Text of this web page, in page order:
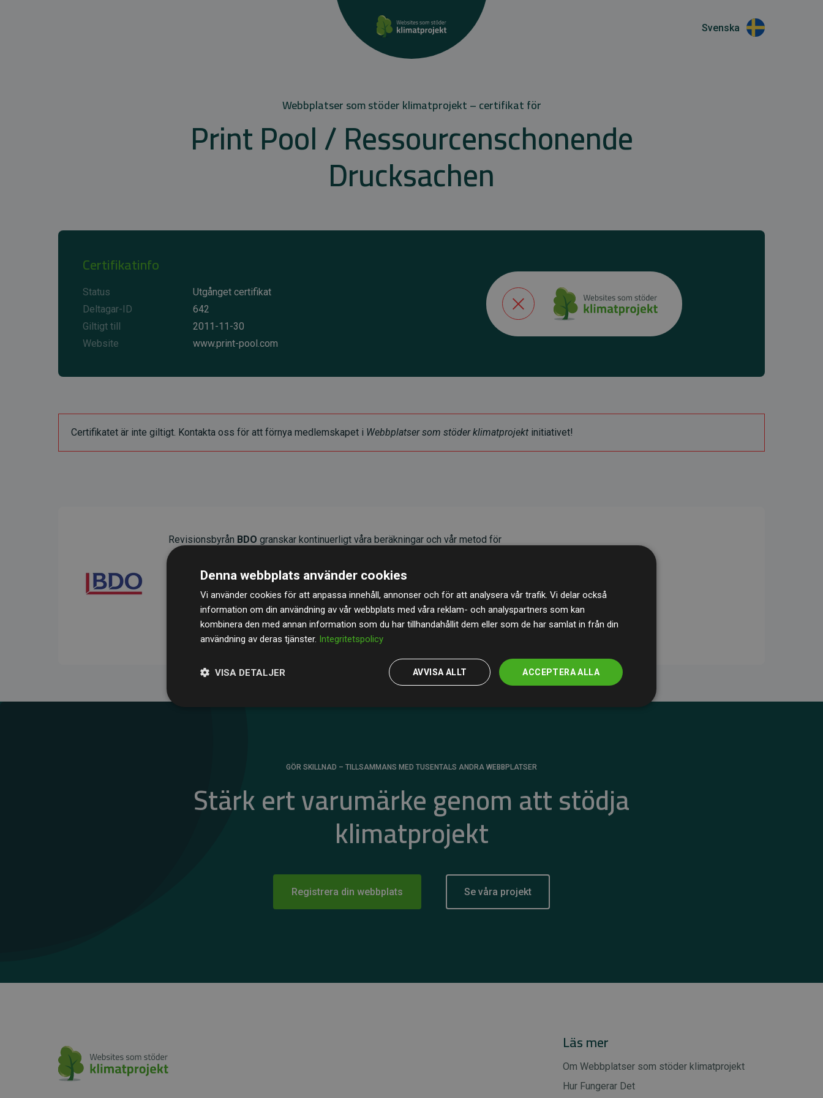
Svenska
Webbplatser som stöder klimatprojekt – certifikat för
Print Pool / Ressourcenschonende
Drucksachen
Certifikatinfo
Status
Utgånget certifikat
Deltagar-ID
642
Giltigt till
2011-11-30
Website
www.print-pool.com
Certifikatet är inte giltigt. Kontakta oss för att förnya medlemskapet i Webbplatser som stöder klimatprojekt initiativet!
Revisionsbyrån BDO granskar kontinuerligt våra beräkningar och vår metod för
att säkerställa transparens och tillförlitlighet.
Deras granskning visar att våra investeringar i klimatprojekt i genomsnitt
kompenserar för200 % av de beräknade CO₂-utsläppenfrån
medlemswebbplatser – ett tydligt bevis på att vårt arbetssätt ger mätbar
klimatnytta.
GÖR SKILLNAD – TILLSAMMANS MED TUSENTALS ANDRA WEBBPLATSER
Stärk ert varumärke genom att stödja
klimatprojekt
Registrera din webbplats Se våra projekt
Läs mer
Om Webbplatser som stöder klimatprojekt
Hur Fungerar Det
Denna webbplats använder cookies
Vi använder cookies för att anpassa innehåll, annonser och för att analysera vår trafik. Vi delar också
information om din användning av vår webbplats med våra reklam- och analyspartners som kan
kombinera den med annan information som du har tillhandahållit dem eller som de har samlat in från din
användning av deras tjänster. Integritetspolicy
ACCEPTERA ALLA
AVVISA ALLT
VISA DETALJER